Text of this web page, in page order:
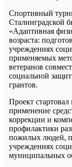
Спортивный
Сталинградской
«Адаптивная
возраста:
учреждениях
применяемых
ветеранов
социальной
грантов.
Проект стартовал
применение
коррекции и
профилактики
пожилых людей,
учреждениях
муниципальных